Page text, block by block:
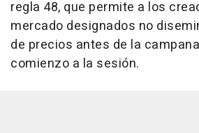
regla 48, que permite a los
mercado designados no
de precios antes de la
comienzo a la sesión.